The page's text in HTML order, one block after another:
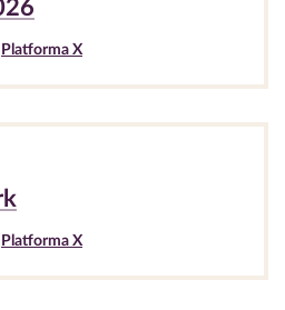
Platforma X
Platforma X